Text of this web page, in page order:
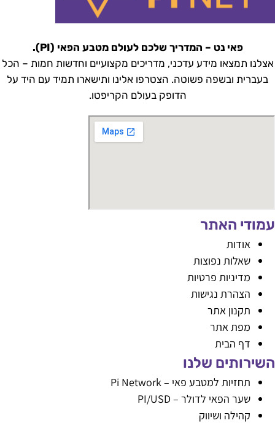
פאי נט – המדריך שלכם לעולם מטבע הפאי (PI).
תמצאו מידע עדכני, מדריכים מקצועיים וחדשות חמות – הכל
בעברית ובשפה פשוטה. הצטרפו אלינו ותישארו תמיד עם היד על
הדופק בעולם הקריפטו.
האתר
אודות
שאלות נפוצות
מדיניות פרטיות
הצהרת נגישות
תקנון אתר
מפת אתר
דף הבית
שלנו
תחזיות למטבע פאי – Pi Network
שער הפאי לדולר – PI/USD
קהילה ושיווק